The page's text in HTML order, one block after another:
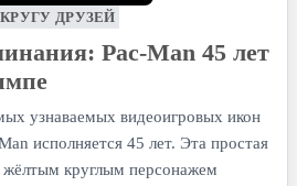
ДРУЗЕЙ
Pac-Man 45 лет
узнаваемых видеоигровых икон
исполняется 45 лет. Эта простая
жёлтым круглым персонажем